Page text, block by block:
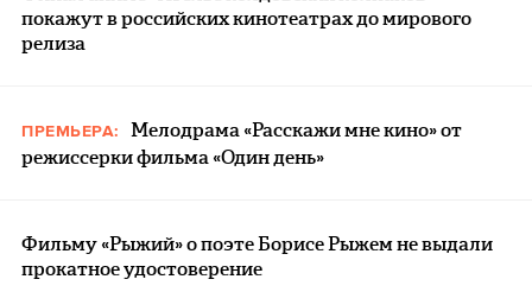
покажут в российских кинотеатрах до мирового
релиза
ПРЕМЬЕРА:
Мелодрама «Расскажи мне кино» от
режиссерки фильма «Один день»
Фильму «Рыжий» о поэте Борисе Рыжем не выдали
прокатное удостоверение